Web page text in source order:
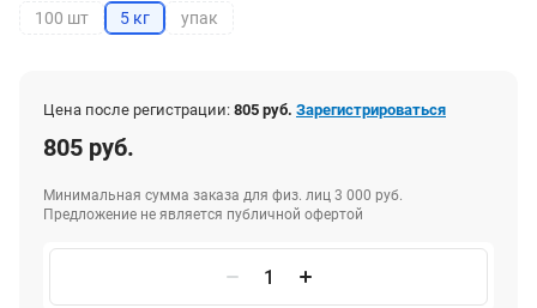
100 шт 5 кг упак
Цена после регистрации: 805 руб. Зарегистрироваться
805 руб.
Минимальная сумма заказа для физ. лиц 3 000 руб.
Предложение не является публичной офертой